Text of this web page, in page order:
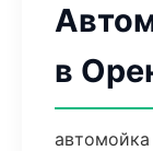
в
автомойка